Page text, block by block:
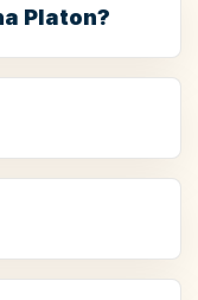
Platon?